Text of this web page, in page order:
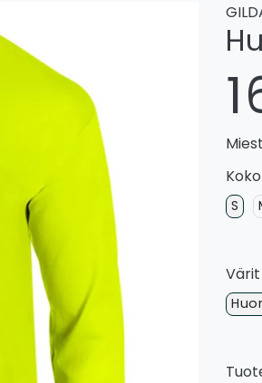
Koko
S
Värit